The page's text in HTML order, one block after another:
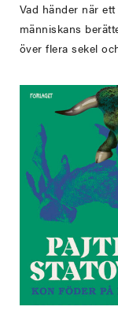
Vad händer när
människans
över flera sekel